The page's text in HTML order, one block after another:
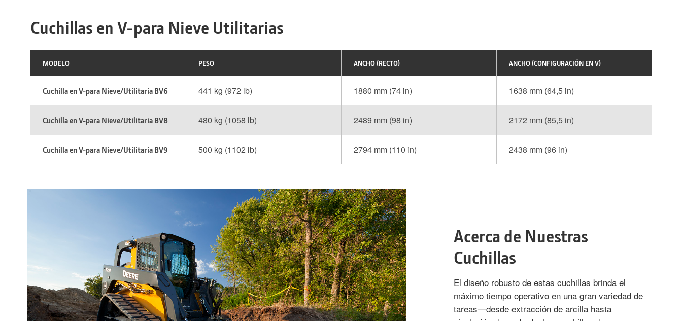
Cuchillas en V-para Nieve Utilitarias
MODELO PESO ANCHO (RECTO) ANCHO (CONFIGURACIÓN EN V)
Cuchilla en V-para Nieve/Utilitaria BV6 441 kg (972 lb) 1880 mm (74 in) 1638 mm (64,5 in)
Cuchilla en V-para Nieve/Utilitaria BV8 480 kg (1058 lb) 2489 mm (98 in) 2172 mm (85,5 in)
Cuchilla en V-para Nieve/Utilitaria BV9 500 kg (1102 lb) 2794 mm (110 in) 2438 mm (96 in)
Acerca de Nuestras
Cuchillas
El diseño robusto de estas cuchillas brinda el
máximo tiempo operativo en una gran variedad de
tareas—desde extracción de arcilla hasta